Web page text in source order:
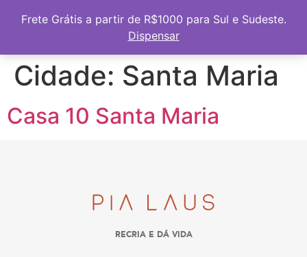
Cidade: Santa Maria
Casa 10 Santa Maria
RECRIA E DÁ VIDA
Frete Grátis a partir de R$1000 para Sul e Sudeste.
Dispensar